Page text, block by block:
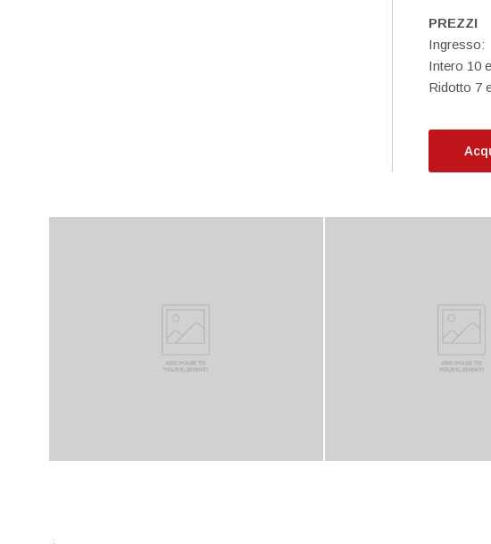
PREZZI
Ingresso:
Intero 10
Ridotto 7